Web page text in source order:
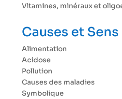
Vitamines, minéraux et
Causes et Sens
Alimentation
Acidose
Pollution
Causes des maladies
Symbolique